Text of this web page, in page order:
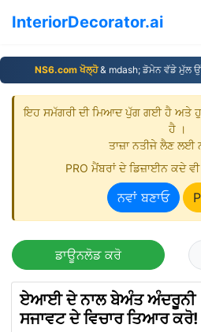
InteriorDecorator.ai
NS6.com ਖੋਲ੍ਹੋ& mdash; ਡੋਮੇਨ ਵੱਡੇ ਮੁੱਲ
ਇਹ ਸਮੱਗਰੀ ਦੀ ਮਿਆਦ ਪੁੱਗ ਗਈ ਹੈ ਅਤੇ
ਹੈ ।
ਤਾਜ਼ਾ ਨਤੀਜੇ ਲੈਣ ਲਈ
PRO ਮੈਂਬਰਾਂ ਦੇ ਡਿਜ਼ਾਈਨ ਕਦੇ
ਨਵਾਂ ਬਣਾਓ
ਡਾਊਨਲੋਡ ਕਰੋ
ਏਆਈ ਦੇ ਨਾਲ ਬੇਅੰਤ ਅੰਦਰੂਨੀ
ਸਜਾਵਟ ਦੇ ਵਿਚਾਰ ਤਿਆਰ ਕਰੋ!